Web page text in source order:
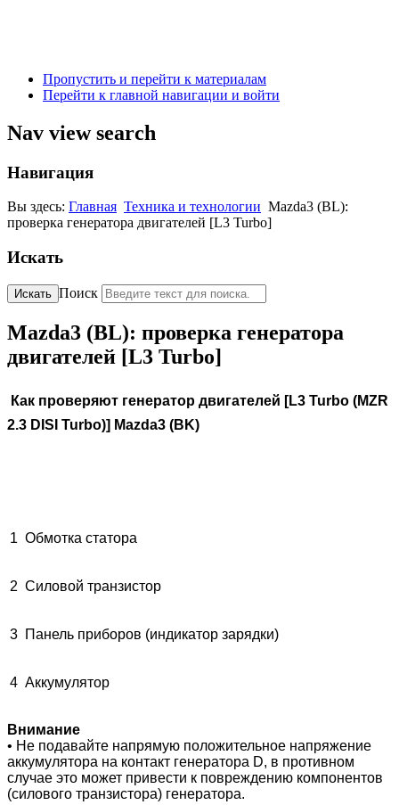
Пропустить и перейти к материалам
Перейти к главной навигации и войти
Nav view search
Навигация
Вы здесь: Главная Техника и технологии Mazda3 (BL):
проверка генератора двигателей [L3 Turbo]
Искать
Искать Поиск
Mazda3 (BL): проверка генератора
двигателей [L3 Turbo]
Как проверяют генератор двигателей [L3 Turbo (MZR
2.3 DISI Turbo)] Mazda3 (BK)
1 Обмотка статора
2 Силовой транзистор
3 Панель приборов (индикатор зарядки)
4 Аккумулятор
Внимание
• Не подавайте напрямую положительное напряжение
аккумулятора на контакт генератора D, в противном
случае это может привести к повреждению компонентов
(силового транзистора) генератора.